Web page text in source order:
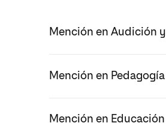
Mención en Audición
Mención en
Mención en